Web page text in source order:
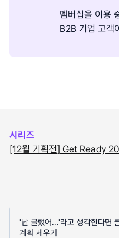
멤버십을 이용
B2B 기업 고객
시리즈
[12월 기획전] Get Ready
'난 글렀어...'라고 생각한다면
계획 세우기